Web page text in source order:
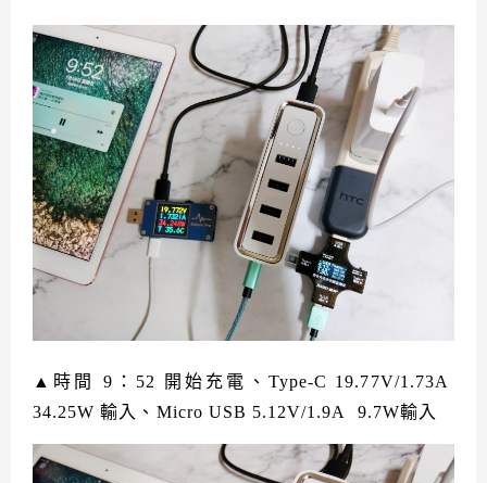
▲時間 9：52 開始充電、Type-C 19.77V/1.73A
34.25W 輸入、Micro USB 5.12V/1.9A 9.7W輸入